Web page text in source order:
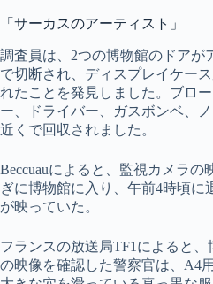
「サーカスのアーティスト」
調査員は、2つの博物館のドアが
で切断され、ディスプレイケー
れたことを発見しました。ブロ
ー、ドライバー、ガスボンベ、
近くで回収されました。
Beccuauによると、監視カメラの
ぎに博物館に入り、午前4時頃に
が映っていた。
フランスの放送局TF1によると、
の映像を確認した警察官は、A4